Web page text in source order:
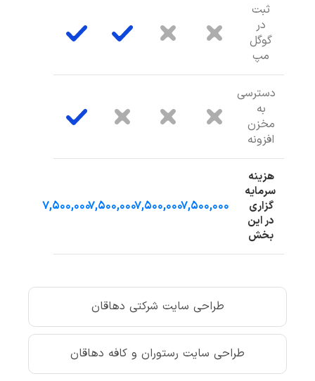
طراحی سایت شرکتی دهاقان
طراحی سایت رستوران و کافه دهاقان
ثبت
در
گوگل
مپ
دسترسی
به
مخزن
افزونه
هزینه
سرمایه
گزاری
در این
بخش
۷,۵۰۰,۰۰۰۷,۵۰۰,۰۰۰۷,۵۰۰,۰۰۰۷,۵۰۰,۰۰۰